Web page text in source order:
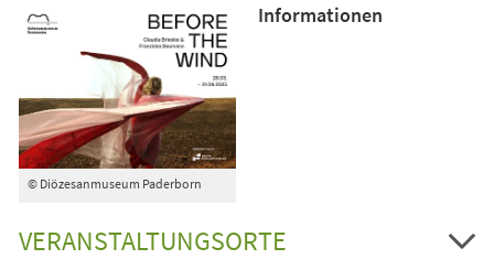
© Diözesanmuseum Paderborn
Informationen
VERANSTALTUNGSORTE